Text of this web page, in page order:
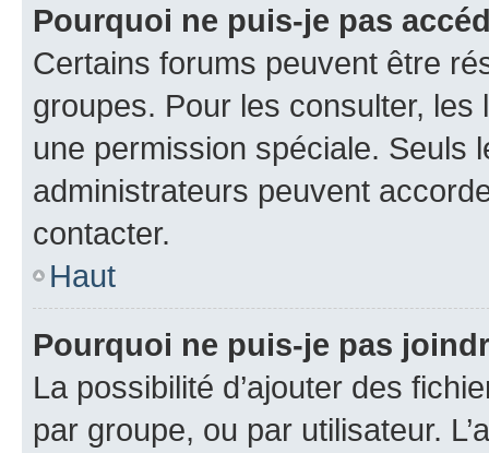
Pourquoi ne puis-je pas
Certains forums peuvent être
groupes. Pour les consulter,
une permission spéciale. Seuls
administrateurs peuvent
contacter.
Haut
Pourquoi ne puis-je pas
La possibilité d’ajouter des
par groupe, ou par utilisateur.